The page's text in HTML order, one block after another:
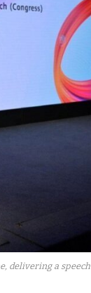
delivering a speech